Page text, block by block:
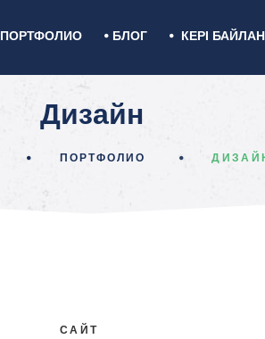
ПОРТФОЛИО БЛОГ КЕРІ
Дизайн
ПОРТФОЛИО
САЙТ